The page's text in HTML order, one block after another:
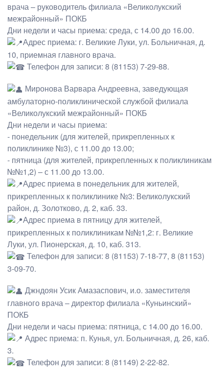
врача – руководитель филиала «Великолукский
межрайонный» ПОКБ
Дни недели и часы приема: среда, с 14.00 до 16.00.
Адрес приема: г. Великие Луки, ул. Больничная, д.
10, приемная главного врача.
Телефон для записи: 8 (81153) 7-29-88.
Миронова Варвара Андреевна, заведующая
амбулаторно-поликлинической службой филиала
«Великолукский межрайонный» ПОКБ
Дни недели и часы приема:
- понедельник (для жителей, прикрепленных к
поликлинике №3), с 11.00 до 13.00;
- пятница (для жителей, прикрепленных к поликлиникам
№№1,2) – с 11.00 до 13.00.
Адрес приема в понедельник для жителей,
прикрепленных к поликлинике №3: Великолукский
район, д. Золотково, д. 2, каб. 33.
Адрес приема в пятницу для жителей,
прикрепленных к поликлиникам №№1,2: г. Великие
Луки, ул. Пионерская, д. 10, каб. 313.
Телефон для записи: 8 (81153) 7-18-77, 8 (81153)
3-09-70.
Джндоян Усик Амазаспович, и.о. заместителя
главного врача – директор филиала «Куньинский»
ПОКБ
Дни недели и часы приема: пятница, с 14.00 до 16.00.
Адрес приема: п. Кунья, ул. Больничная, д. 26, каб.
3.
Телефон для записи: 8 (81149) 2-22-82.